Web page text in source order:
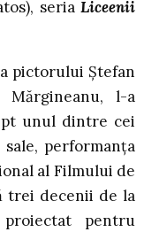
seriaLiceenii
pictorului Ştefan
l-a
unul dintre cei
performanţa
al Filmului de
trei decenii de la
pentru